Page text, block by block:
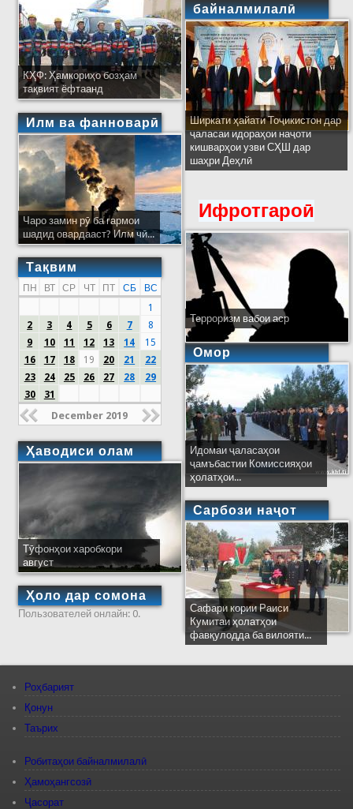
КҲФ: Ҳамкориҳо бозҳам
тақвият ёфтаанд
Илм ва фанноварӣ
Чаро замин рӯ ба гармои
шадид овардааст? Илм чӣ...
Тақвим
ПН ВТ СР ЧТ ПТ СБ
ВС
1
2
3 4 5 6 7
8
9
10 11 12 13 14
15
16
17 18 19 20 21
22
23
24 25 26 27 28
29
30
31
December 2019
Ҳаводиси олам
Тӯфонҳои харобкори
август
Ҳоло дар сомона
Пользователей онлайн: 0.
байналмилалӣ
Ширкати ҳайати Тоҷикистон дар
ҷаласаи идораҳои наҷоти
кишварҳои узви СҲШ дар
шаҳри Деҳлӣ
Ифротгароӣ
Терроризм вабои аср
Омор
Идомаи ҷаласаҳои
ҷамъбастии Комиссияҳои
ҳолатҳои...
Сарбози наҷот
Сафари кории Раиси
Кумитаи ҳолатҳои
фавқулодда ба вилояти...
Роҳбарият
Қонун
Таърих
Робитаҳои байналмилалӣ
Ҳамоҳангсозӣ
Ҷасорат